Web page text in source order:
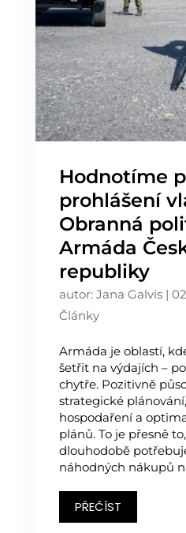
Hodnotíme
prohlášení
Obranná
Armáda
republiky
autor: Jana Galvis|
Články
Armáda je oblastí,
šetřit na výdajích –
chytře. Pozitivně
strategické
hospodaření a
plánů. To je přesně
dlouhodobě
náhodných nákupů
PŘEČÍST